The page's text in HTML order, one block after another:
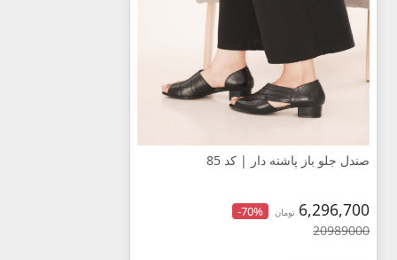
صندل جلو باز پاشنه دار | کد 85
6,296,700 تومان -70%
20989000